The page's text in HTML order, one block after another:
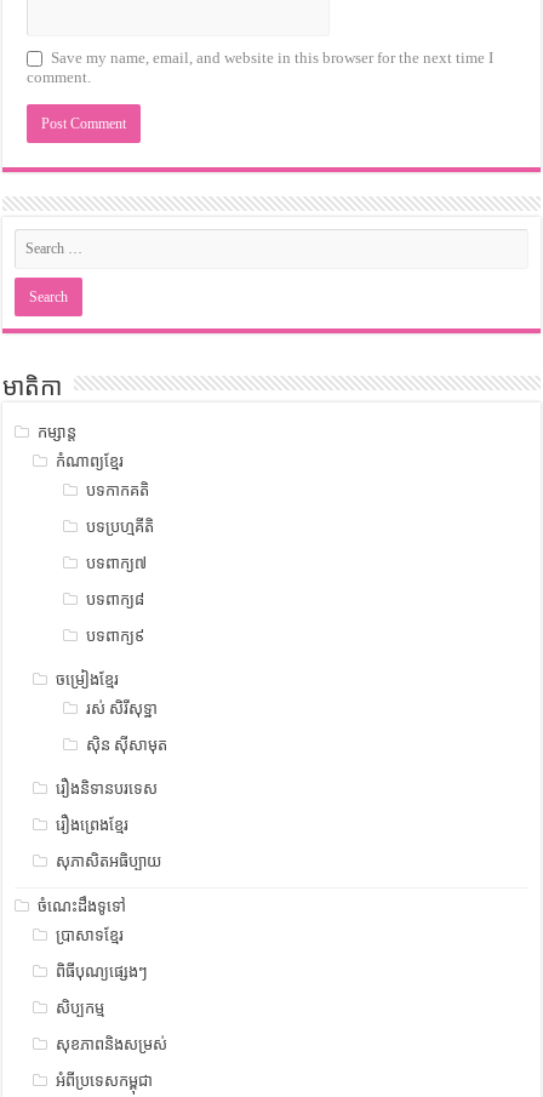
Save my name, email, and website in this browser for the next time I
comment.
មាតិកា
កម្សាន្ត
កំណាព្យខ្មែរ
បទកាកគតិ
បទប្រហ្មគីតិ
បទពាក្យ៧
បទពាក្យ៨
បទពាក្យ៩
ចម្រៀងខ្មែរ
រស់ សិរីសុទ្ឋា
ស៊ិន ស៊ីសាមុត
រឿងនិទានបរទេស
រឿងព្រេងខ្មែរ
សុភាសិតអធិប្បាយ
ចំណេះដឹងទូទៅ
ប្រាសាទខ្មែរ
ពិធីបុណ្យផ្សេងៗ
សិប្បកម្ម
សុខភាពនិងសម្រស់
អំពីប្រទេសកម្ពុជា